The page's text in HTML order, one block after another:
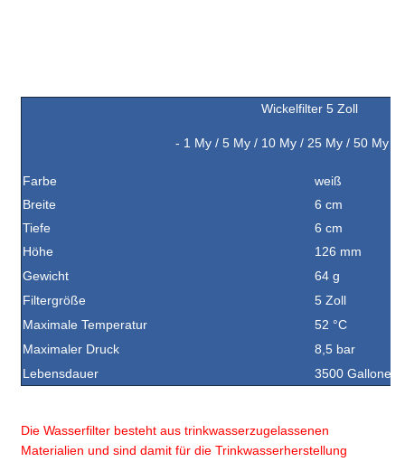
Wickelfilter 5 Zoll
- 1 My / 5 My/ 10 My/ 25 My/ 50 My
Farbe
weiß
Breite
6 cm
Tiefe
6 cm
Höhe
126 mm
Gewicht
64 g
Filtergröße
5 Zoll
Maximale Temperatur
52 °C
Maximaler Druck
8,5 bar
Lebensdauer
3500 Gallonen
Die Wasserfilter besteht aus trinkwasserzugelassenen
Materialien und sind damit für die Trinkwasserherstellung